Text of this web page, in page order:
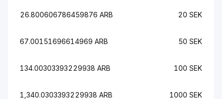
26.800606786459876 ARB 20 SEK
67.00151696614969 ARB 50 SEK
134.00303393229938 ARB 100 SEK
1,340.0303393229938 ARB 1000 SEK